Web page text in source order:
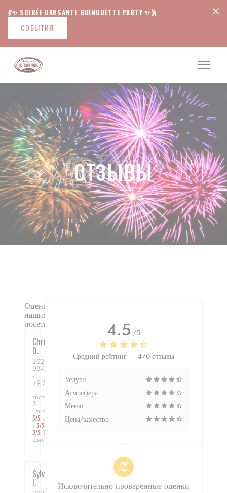
💃✨ SOIRÉE DANSANTE GUINGUETTE PARTY ✨🕺
СОБЫТИЯ
ОТЗЫВЫ
Оценки
наших
посетителей
Christophe
D
2026-
08-08
-
19:30
-
гости
3
Услуги
5/5 Атмосфера
: 5/5
5/5 Цена /
качество
Sylvie
I
4.5 /5
Средний рейтинг — 470 отзывы
Услуги
Атмосфера
Меню
Цена/качество
Исключительно проверенные оценки